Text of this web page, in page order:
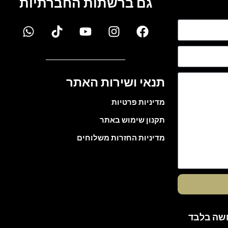
תנאי ושירות האתר
מדיניות פרטיות
תקנון שימוש באתר
מדיניות החזרות משלוחים